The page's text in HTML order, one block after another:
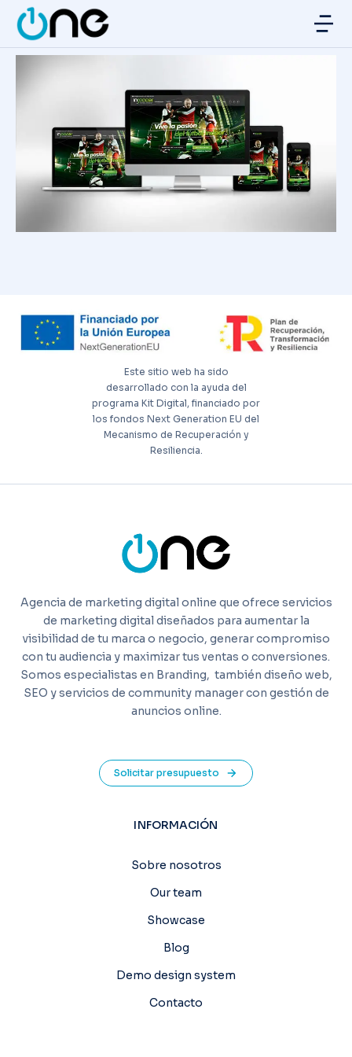
Este sitio web ha sido
desarrollado con la ayuda del
programa Kit Digital, financiado por
los fondos Next Generation EU del
Mecanismo de Recuperación y
Resiliencia.
Agencia de marketing digital online que ofrece servicios
de marketing digital diseñados para aumentar la
visibilidad de tu marca o negocio, generar compromiso
con tu audiencia y maximizar tus ventas o conversiones.
Somos especialistas en Branding, también diseño web,
SEO y servicios de community manager con gestión de
anuncios online.
Solicitar presupuesto
INFORMACIÓN
Sobre nosotros
Our team
Showcase
Blog
Demo design system
Contacto